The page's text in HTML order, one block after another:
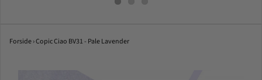
Forside›Copic Ciao BV31 - Pale Lavender